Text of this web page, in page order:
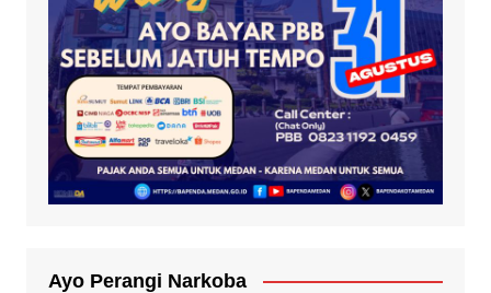
Ayo Perangi Narkoba